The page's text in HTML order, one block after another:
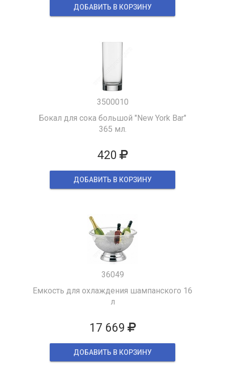
ДОБАВИТЬ В КОРЗИНУ
3500010
Бокал для сока большой "New York Bar"
365 мл.
420
ДОБАВИТЬ В КОРЗИНУ
36049
Емкость для охлаждения шампанского 16
л
17 669
ДОБАВИТЬ В КОРЗИНУ